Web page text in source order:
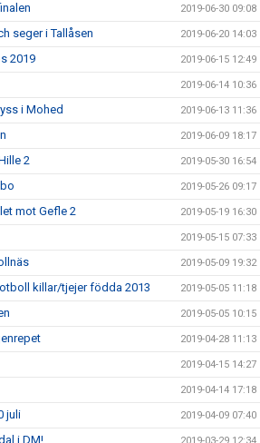
2019-06-30 09:08
seger i Tallåsen 2019-06-20 14:03
2019 2019-06-15 12:49
2019-06-14 10:36
i Mohed 2019-06-13 11:36
2019-06-09 18:17
2 2019-05-30 16:54
2019-05-26 09:17
mot Gefle 2 2019-05-19 16:30
2019-05-15 07:33
2019-05-09 19:32
killar/tjejer födda 2013 2019-05-05 11:18
2019-05-05 10:15
2019-04-28 11:13
2019-04-15 14:27
2019-04-14 17:18
juli 2019-04-09 07:40
i DM!